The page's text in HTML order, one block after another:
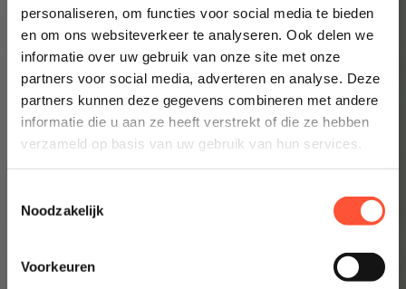
personaliseren, om functies voor social media te bieden
en om ons websiteverkeer te analyseren. Ook delen we
informatie over uw gebruik van onze site met onze
partners voor social media, adverteren en analyse. Deze
partners kunnen deze gegevens combineren met andere
informatie die u aan ze heeft verstrekt of die ze hebben
verzameld op basis van uw gebruik van hun services.
Noodzakelijk
Voorkeuren
Prijsindicatie starten
👉 Inzicht in enkele minuten